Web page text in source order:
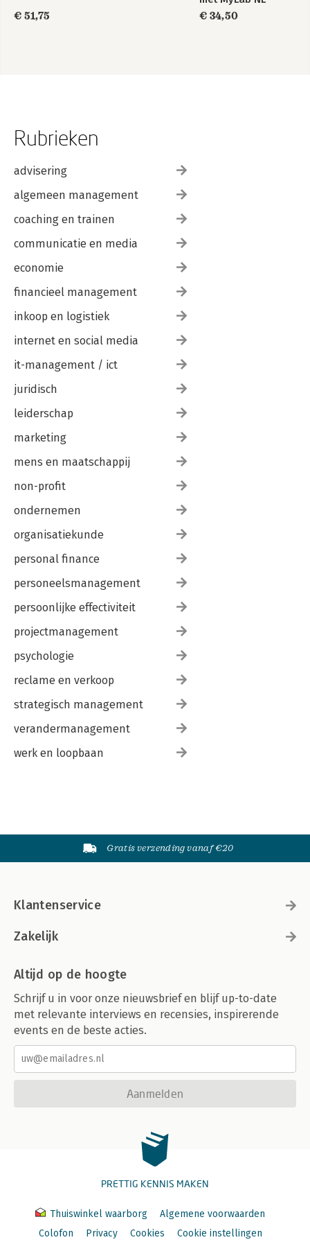
Literatuurlijst 203
€ 51,75
toegangscode
€ 34,50
Rubrieken
advisering
algemeen management
coaching en trainen
communicatie en media
economie
financieel management
inkoop en logistiek
internet en social media
it-management / ict
juridisch
leiderschap
marketing
mens en maatschappij
non-profit
ondernemen
organisatiekunde
personal finance
personeelsmanagement
persoonlijke effectiviteit
projectmanagement
psychologie
reclame en verkoop
strategisch management
verandermanagement
werk en loopbaan
Gratis verzending vanaf €20
Klantenservice
Zakelijk
Altijd op de hoogte
Schrijf u in voor onze nieuwsbrief en blijf up-to-date
met relevante interviews en recensies, inspirerende
events en de beste acties.
Aanmelden
PRETTIG KENNIS MAKEN
Thuiswinkel waarborg
Algemene voorwaarden
Colofon
Privacy Cookies Cookie instellingen